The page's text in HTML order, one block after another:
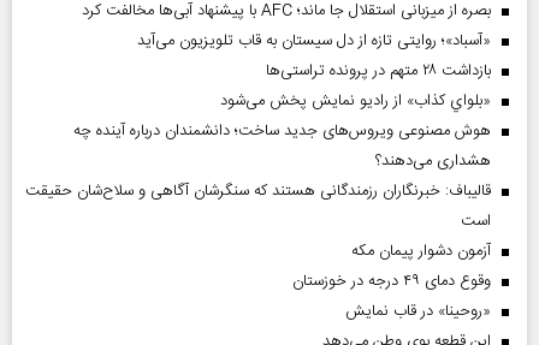
بصره از میزبانی استقلال جا ماند؛ AFC با پیشنهاد آبی‌ها مخالفت کرد
«آسباد»؛ روایتی تازه از دل سیستان به قاب تلویزیون می‌آید
بازداشت ۲۸ متهم در پرونده تراستی‌ها
«بلواي کذاب» از رادیو نمایش پخش می‌شود
هوش مصنوعی ویروس‌های جدید ساخت؛ دانشمندان درباره آینده چه
هشداری می‌دهند؟
قالیباف: خبرنگاران رزمندگانی هستند که سنگرشان آگاهی و سلاح‌شان حقیقت
است
آزمون دشوار پیمان مکه
وقوع دمای ۴۹ درجه در خوزستان
«روحینا» در قاب نمایش